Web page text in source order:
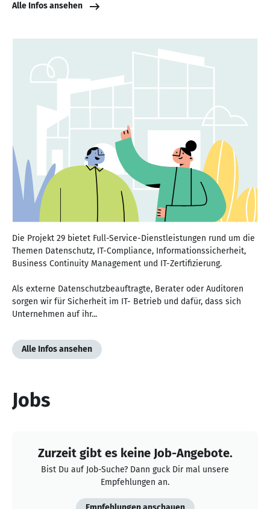
Alle Infos ansehen
Die Projekt 29 bietet Full-Service-Dienstleistungen rund um die
Themen Datenschutz, IT-Compliance, Informationssicherheit,
Business Continuity Management und IT-Zertifizierung.
Als externe Datenschutzbeauftragte, Berater oder Auditoren
sorgen wir für Sicherheit im IT- Betrieb und dafür, dass sich
Unternehmen auf ihr...
Alle Infos ansehen
Jobs
Zurzeit gibt es keine Job-Angebote.
Bist Du auf Job-Suche? Dann guck Dir mal unsere
Empfehlungen an.